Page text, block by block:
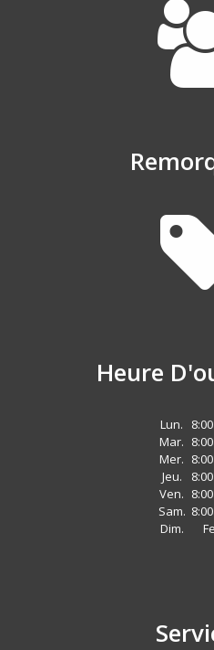
Heure
Lun.
Mar.
Mer.
Jeu.
Ven.
Sam.
Dim.